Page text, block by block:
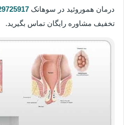
درمان هموروئید در سوهانک
تخفیف مشاوره رایگان تماس بگیرید.